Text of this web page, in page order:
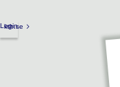
kth.se
Login